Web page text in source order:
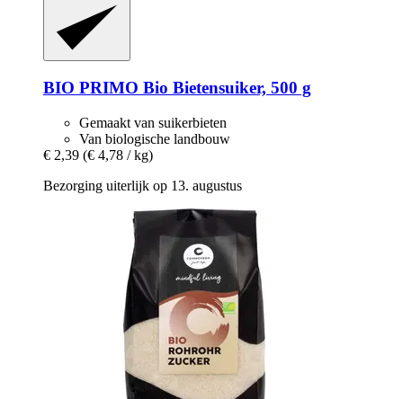
BIO PRIMO Bio Bietensuiker, 500 g
Gemaakt van suikerbieten
Van biologische landbouw
€ 2,39 (€ 4,78 / kg)
Bezorging uiterlijk op 13. augustus